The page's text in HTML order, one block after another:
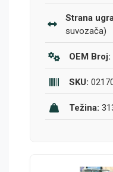
Strana
suvozača)
OEM Broj:
SKU:
Težina: